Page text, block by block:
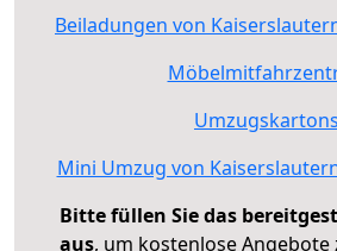
Beiladungen von
Umzugskartons
Mini Umzug von
Bitte füllen Sie das
aus, um kostenlose Angebote